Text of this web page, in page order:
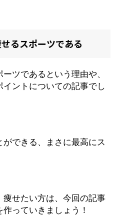
るスポーツである
ツであるという理由や、
ントについての記事でし
できる、まさに最高にス
せたい方は、今回の記事
っていきましょう！